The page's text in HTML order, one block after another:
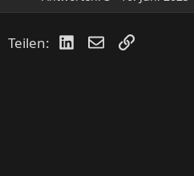
Teilen: LinkedIn
E-MailLink